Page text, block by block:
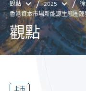
觀點
2025
香港資本市場新能源生態圈
觀點
上市